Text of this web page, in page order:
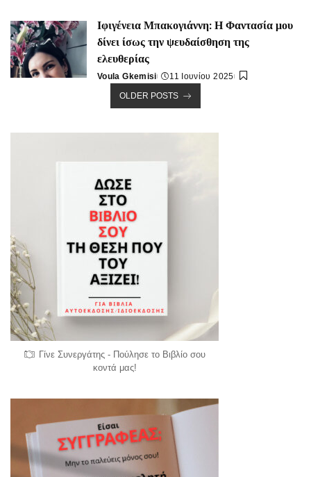
Ιφιγένεια Μπακογιάννη: Η Φαντασία μου
δίνει ίσως την ψευδαίσθηση της
ελευθερίας
Posted
Voula Gkemisi 11 Ιουνίου 2025
OLDER POSTS
Γίνε Συνεργάτης - Πούλησε το Βιβλίο σου
κοντά μας!